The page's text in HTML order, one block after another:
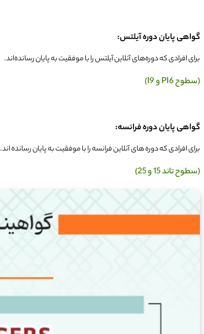
گواهی پایان دوره آیلتس:
برای افرادی که دوره‌های آنلاین آیلتس را با موفقیت به پایان رسانده‌اند.
(سطوح PI6 و I9)
گواهی پایان دوره فرانسه:
برای افرادی که دوره های آنلاین فرانسه را با موفقیت به پایان رسانده اند.
(سطوح تاند 15 و 25)